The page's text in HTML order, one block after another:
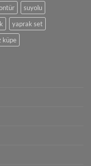
suyolu
yaprak set
küpe